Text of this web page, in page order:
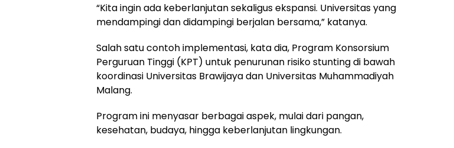
“Kita ingin ada keberlanjutan sekaligus ekspansi. Universitas yang
mendampingi dan didampingi berjalan bersama,” katanya.
Salah satu contoh implementasi, kata dia, Program Konsorsium
Perguruan Tinggi (KPT) untuk penurunan risiko stunting di bawah
koordinasi Universitas Brawijaya dan Universitas Muhammadiyah
Malang.
Program ini menyasar berbagai aspek, mulai dari pangan,
kesehatan, budaya, hingga keberlanjutan lingkungan.